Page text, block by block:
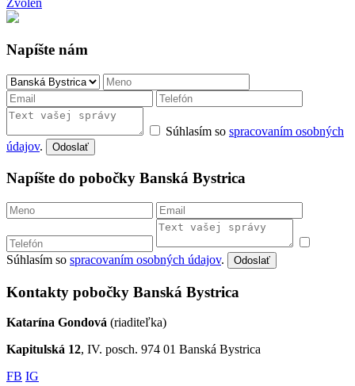
Zvolen
Napíšte nám
Súhlasím so spracovaním osobných
údajov. Odoslať
Napíšte do pobočky Banská Bystrica
Súhlasím so spracovaním osobných údajov. Odoslať
Kontakty pobočky Banská Bystrica
Katarína Gondová (riaditeľka)
Kapitulská 12, IV. posch. 974 01 Banská Bystrica
FB IG